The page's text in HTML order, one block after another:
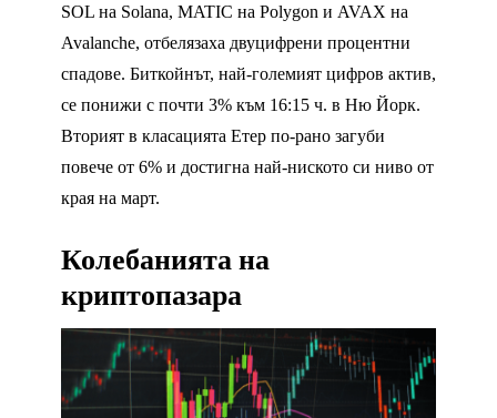
SOL на Solana, MATIC на Polygon и AVAX на
Avalanche, отбелязаха двуцифрени процентни
спадове. Биткойнът, най-големият цифров актив,
се понижи с почти 3% към 16:15 ч. в Ню Йорк.
Вторият в класацията Етер по-рано загуби
повече от 6% и достигна най-ниското си ниво от
края на март.
Колебанията на
криптопазара